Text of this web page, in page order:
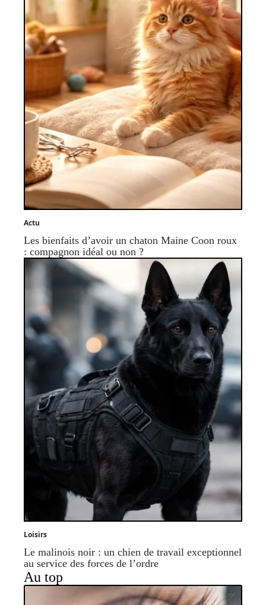
Actu
Les bienfaits d’avoir un chaton Maine Coon roux
: compagnon idéal ou non ?
Loisirs
Le malinois noir : un chien de travail exceptionnel
au service des forces de l’ordre
Au top